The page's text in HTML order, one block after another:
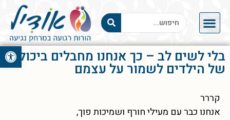
פתח
בלי לשים לב – כך אנחנו מחבלים ביכולת
של הילדים לשמור על עצמם
קררר
אנחנו כבר עם מעילי חורף ושמיכות פוך,